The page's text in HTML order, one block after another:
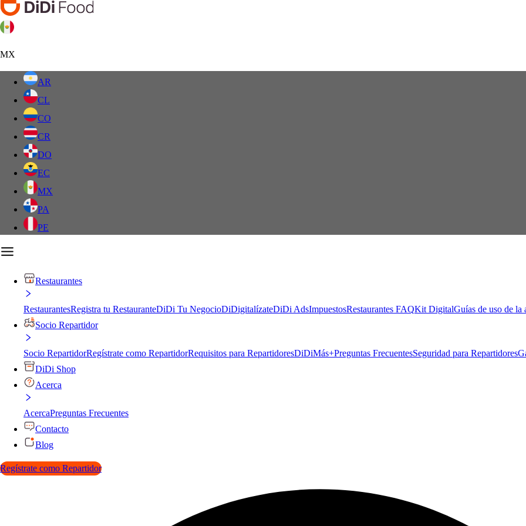
MX
AR
CL
CO
CR
DO
EC
MX
PA
PE
Restaurantes
RestaurantesRegistra tu RestauranteDiDi Tu NegocioDiDigitalízateDiDi AdsImpuestosRestaurantes FAQKit DigitalGuías de uso de la
Socio Repartidor
Socio RepartidorRegístrate como RepartidorRequisitos para RepartidoresDiDiMás+Preguntas FrecuentesSeguridad para Repartidores
DiDi Shop
Acerca
AcercaPreguntas Frecuentes
Contacto
Blog
Regístrate como Repartidor